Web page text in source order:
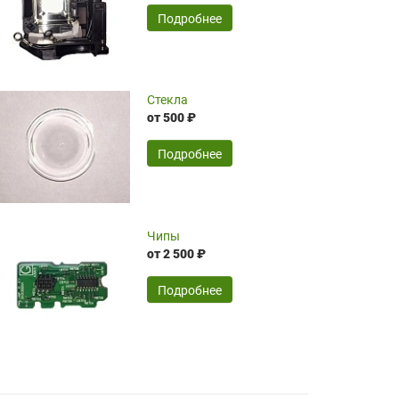
временные затраты по достаточно
оптимизированной стоимости, чему
чрезмерно благодарны!)))
SERGEY FOURSOV,24.04.2026
широкий ассортимент ламп, как оригиналов,
так и аналогов.Быстрое оформление и
передача в доставку, приемлемые цены. Мне
понравилось.
Читать полностью
16.04.2026
Подробнее
Стекла
от 500 ₽
Подробнее
Чипы
от 2 500 ₽
Подробнее